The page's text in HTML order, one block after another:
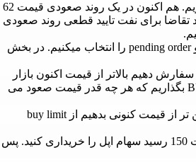
فرض کنید می خواهیم نفت را در قیمت بشکه ای 65 دلار بخریم. هم اکنون در یک روند صعودی قیمت 62
دهنده حجم زیاد تقاضا برای نفت تایید قطعی روند صعودی
وارد حساب معاملاتی خود میشویم، روی نفت کلیک میکنیم و pending order را انتخاب میکنیم. در بخش
دهیم بالاتر از قیمت اکنون بازار
هست. مثلا در یک روند صعودی می توانیم در قیمت های بالاترBUY STOP بگذاریم که هر چه قدر قیمت صعود می
هنگامی که می خواهیم درخواست خرید یک سیمبل را در پایین تر از قیمت کنونی بدهیم از buy limit
اکنون قیمت سهام اپل 170 دلار هست و شما می خواهید اگر قیمت 150 رسید سهام اپل را خریداری کنید. پس